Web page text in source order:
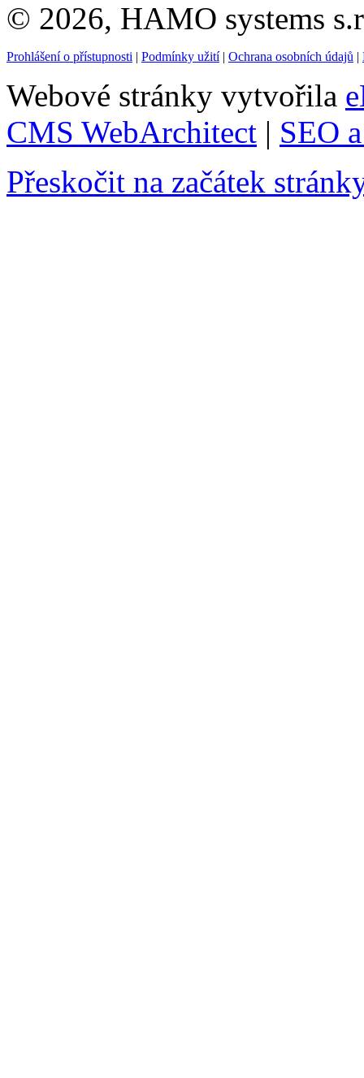
© 2026, HAMO systems
Prohlášení o přístupnosti | Podmínky užití| Ochrana osobních údajů |
Webové stránky vytvořila
CMS WebArchitect | SEO
Přeskočit na začátek